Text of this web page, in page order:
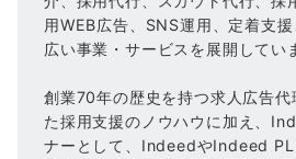
用WEB広告、SNS運用、定着支
広い事業・サービスを展開してい
創業70年の歴史を持つ求人広告代
た採用支援のノウハウに加え、
ナーとして、IndeedやIndeed